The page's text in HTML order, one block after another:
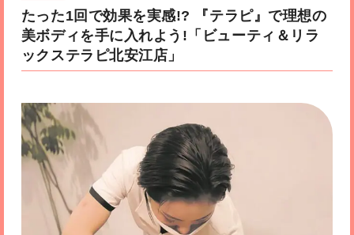
たった1回で効果を実感!? 『テラピ』で理想の
美ボディを手に入れよう! 「ビューティ＆リラ
ックステラピ北安江店」